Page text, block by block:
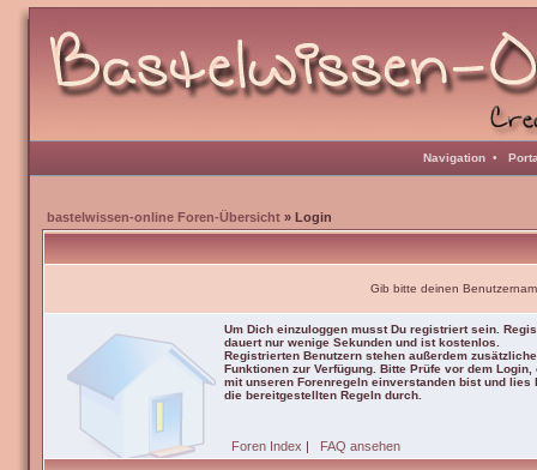
Navigation •
bastelwissen-online Foren-Übersicht » Login
Gib bitte deinen
Um Dich einzuloggen musst Du registriert sein.
dauert nur wenige Sekunden und ist kostenlos.
Registrierten Benutzern stehen außerdem zusätzliche
Funktionen zur Verfügung. Bitte Prüfe vor dem Login,
mit unseren Forenregeln einverstanden bist und lies
die bereitgestellten Regeln durch.
Foren Index | FAQ ansehen